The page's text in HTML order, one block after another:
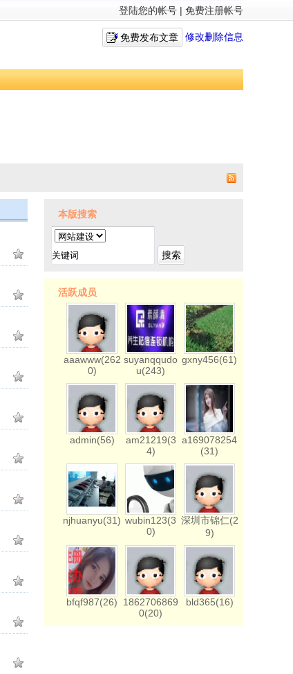
登陆您的帐号 | 免费注册帐号
免费发布文章 修改删除信息
本版搜索
搜索
活跃成员
aaawww(262
0)
suyanqqudo
u(243)
gxny456(61)
admin(56)
am21219(3
4)
a169078254
(31)
njhuanyu(31) wubin123(3
0)
深圳市锦仁(2
9)
bfqf987(26)
1862706869
0(20)
bld365(16)